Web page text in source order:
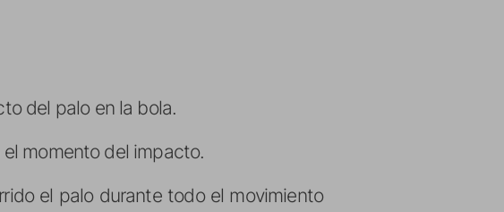
del palo en la bola.
momento del impacto.
el palo durante todo el movimiento